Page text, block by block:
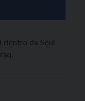
da Seul